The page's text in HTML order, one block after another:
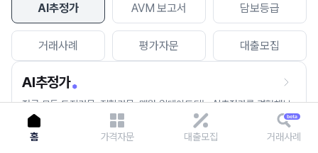
AI추정가 AVM 보고서 담보등급
거래사례 평가자문 대출모집
AI추정가
전국 모든 토지건물, 집합건물, 매월 업데이트되는 AI추정가를 경험해보
세요.
홈 가격자문 대출모집 거래사례